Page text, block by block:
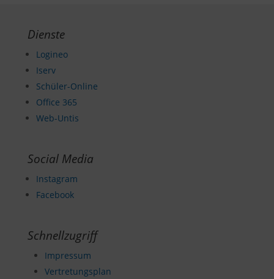
Dienste
Logineo
Iserv
Schüler-Online
Office 365
Web-Untis
Social Media
Instagram
Facebook
Schnellzugriff
Impressum
Vertretungsplan